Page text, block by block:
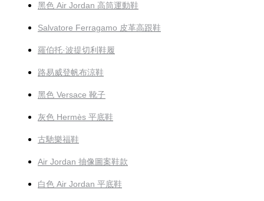
黑色 Air Jordan 高筒運動鞋
Salvatore Ferragamo 皮革高跟鞋
羅伯托·波提切利鞋履
路易威登帆布涼鞋
黑色 Versace 靴子
灰色 Hermès 平底鞋
古馳樂福鞋
Air Jordan 抽像圖案鞋款
白色 Air Jordan 平底鞋